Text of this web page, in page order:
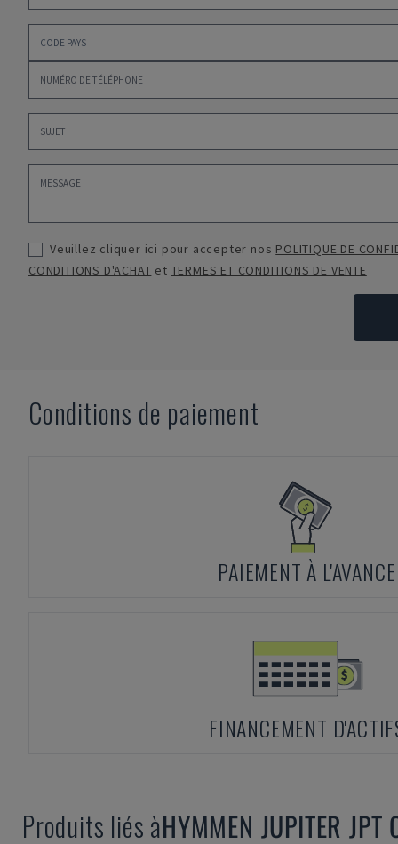
Veuillez cliquer ici pour accepter nos POLITIQUE DE
CONDITIONS D'ACHAT et TERMES ET CONDITIONS DE VENTE
Conditions de paiement
PAIEMENT À L'AVANCE
FINANCEMENT
Produits liés àHYMMEN JUPITER